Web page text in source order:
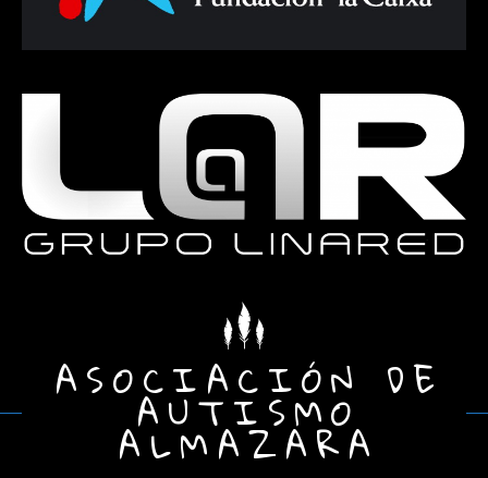
ASOCIACIÓN DE
AUTISMO
ALMAZARA